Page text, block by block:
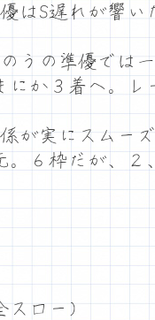
はS遅れが響い
うの準優では
にか３着へ。レ
が実にスムー
６枠だが、２
ロー）